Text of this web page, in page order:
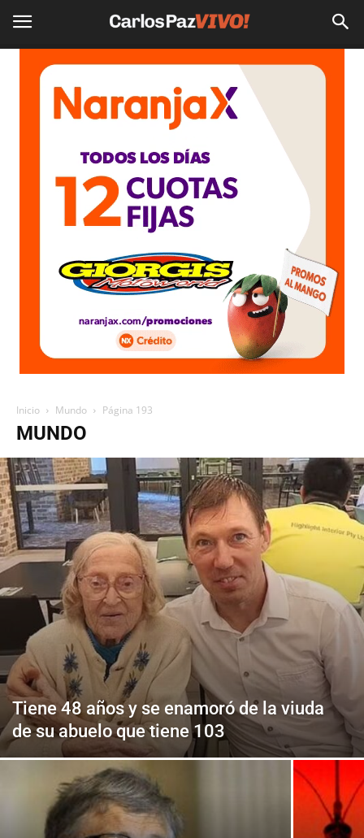
Inicio Mundo Página 193
MUNDO
Tiene 48 años y se enamoró de la viuda
de su abuelo que tiene 103